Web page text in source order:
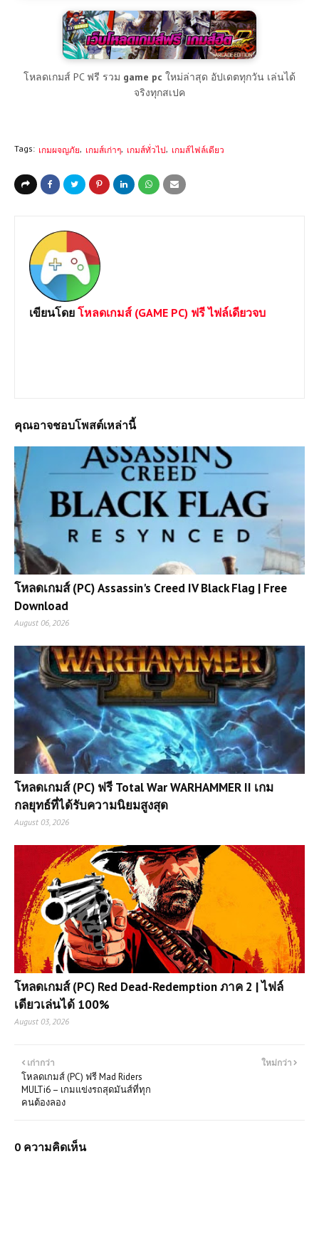
โหลดเกมส์ PC ฟรี รวม game pc ใหม่ล่าสุด อัปเดตทุกวัน เล่นได้
จริงทุกสเปค
Tags: เกมผจญภัย เกมส์เก่าๆ เกมส์ทั่วไป เกมส์ไฟล์เดียว
เขียนโดย โหลดเกมส์ (GAME PC) ฟรี ไฟล์เดียวจบ
คุณอาจชอบโพสต์เหล่านี้
โหลดเกมส์ (PC) Assassin's Creed IV Black Flag | Free
Download
August 06, 2026
โหลดเกมส์ (PC) ฟรี Total War WARHAMMER II เกม
กลยุทธ์ที่ได้รับความนิยมสูงสุด
August 03, 2026
โหลดเกมส์ (PC) Red Dead-Redemption ภาค 2 | ไฟล์
เดียวเล่นได้ 100%
August 03, 2026
ใหม่กว่า
เก่ากว่า
โหลดเกมส์ (PC) ฟรี Mad Riders
MULTi6 – เกมแข่งรถสุดมันส์ที่ทุก
คนต้องลอง
0 ความคิดเห็น